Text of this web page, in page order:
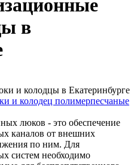
в
и колодец полимерпесчаные
люков - это обеспечение
каналов от внешних
по ним. Для
систем необходимо